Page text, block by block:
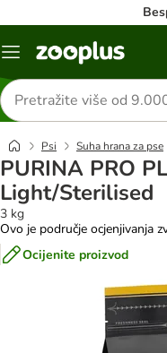
Izbornik
Traži
proizvode
Psi Suha hrana za pse
PURINA PRO
Light/Sterilised
3 kg
Ovo je područje ocjenjivanja
Ocijenite proizvod